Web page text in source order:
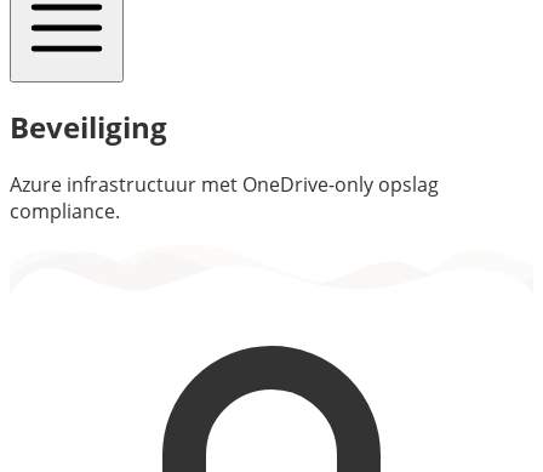
Beveiliging
Azure infrastructuur met OneDrive-only opslag
compliance.